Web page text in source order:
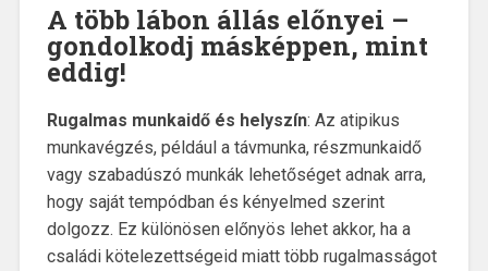
A több lábon állás előnyei –
gondolkodj másképpen, mint
eddig!
Rugalmas munkaidő és helyszín: Az atipikus
munkavégzés, például a távmunka, részmunkaidő
vagy szabadúszó munkák lehetőséget adnak arra,
hogy saját tempódban és kényelmed szerint
dolgozz. Ez különösen előnyös lehet akkor, ha a
családi kötelezettségeid miatt több rugalmasságot